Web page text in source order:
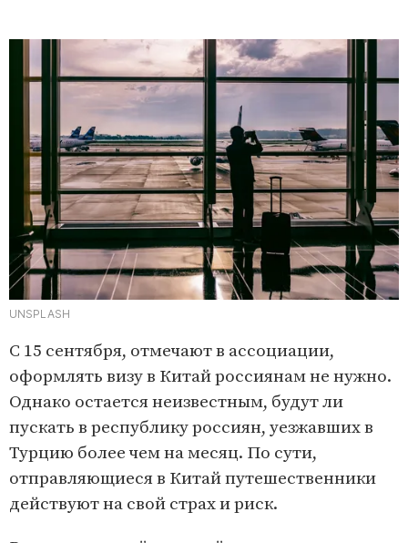
UNSPLASH
С 15 сентября, отмечают в ассоциации,
оформлять визу в Китай россиянам не нужно.
Однако остается неизвестным, будут ли
пускать в республику россиян, уезжавших в
Турцию более чем на месяц. По сути,
отправляющиеся в Китай путешественники
действуют на свой страх и риск.